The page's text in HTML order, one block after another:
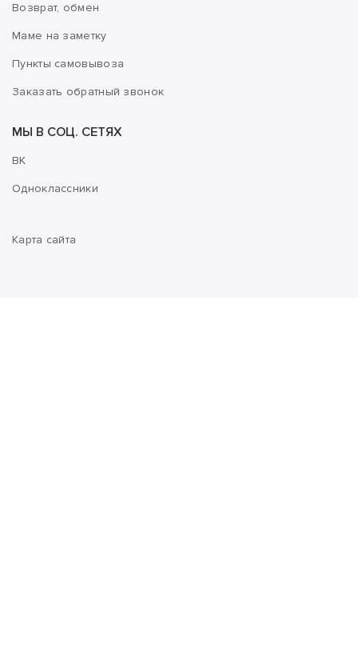
Возврат, обмен
Маме на заметку
Пункты самовывоза
Заказать обратный звонок
МЫ В СОЦ. СЕТЯХ
ВК
Одноклассники
Карта сайта